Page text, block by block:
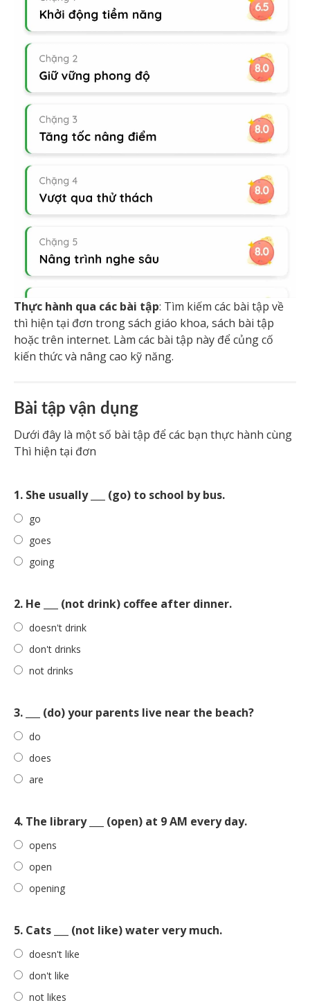
Thực hành qua các bài tập: Tìm kiếm các bài tập về
thì hiện tại đơn trong sách giáo khoa, sách bài tập
hoặc trên internet. Làm các bài tập này để củng cố
kiến thức và nâng cao kỹ năng.
Bài tập vận dụng
Dưới đây là một số bài tập để các bạn thực hành cùng
Thì hiện tại đơn
1. She usually ___ (go) to school by bus.
go
goes
going
2. He ___ (not drink) coffee after dinner.
doesn't drink
don't drinks
not drinks
3. ___ (do) your parents live near the beach?
do
does
are
4. The library ___ (open) at 9 AM every day.
opens
open
opening
5. Cats ___ (not like) water very much.
doesn't like
don't like
not likes